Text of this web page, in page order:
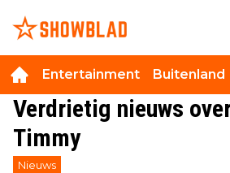
Entertainment Buitenland
Verdrietig nieuws
Timmy
Nieuws